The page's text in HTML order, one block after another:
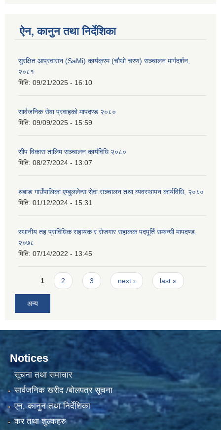
ऐन, कानुन तथा निर्देशिका
सुरक्षित आप्रवासन (SaMi) कार्यक्रम (चौथो चरण) सञ्चालन मार्गदर्शन,
२०८१
मिति: 09/21/2025 - 16:10
सार्वजनिक सेवा प्रवाहको मापदण्ड २०८०
मिति: 09/09/2025 - 15:59
सीप विकास तालिम सञ्चालन कार्यविधि २०८०
मिति: 08/27/2024 - 13:07
थबाङ गाउँपालिका एम्बुललेन्स सेवा सञ्चालन तथा व्यवस्थापन कार्यविधि, २०८०
मिति: 01/12/2024 - 15:31
स्थानीय तह प्राविधिक सहायक र रोजगार सहाकक पदपूर्ति सम्बन्धी मापदण्ड,
२०७८
मिति: 07/14/2022 - 13:45
Pages
1 2 3 next › last »
अन्य
Notices
सूचना तथा समाचार
सार्वजनिक खरीद /बोलपत्र सूचना
एन, कानुन तथा निर्देशिका
कर तथा शुल्कहरु